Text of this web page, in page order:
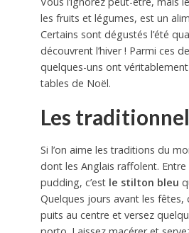
les fruits et légumes, est un
Certains sont dégustés l’été
découvrent l’hiver ! Parmi ces
quelques-uns ont
tables de Noël.
Les
Si l’on aime les traditions du
dont les Anglais raffolent.
pudding, c’est le stilton bleu
Quelques jours avant les fêtes,
puits au centre et versez